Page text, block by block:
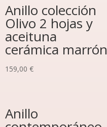
Anillo colección
Olivo 2 hojas y
aceituna
cerámica marrón
159,00 €
Anillo